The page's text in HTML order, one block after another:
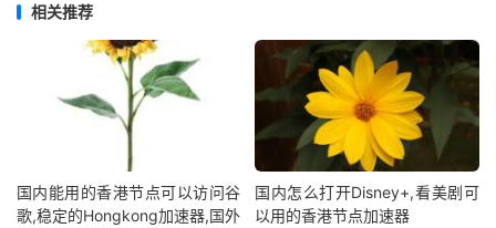
相关推荐
国内能用的香港节点可以访问谷
歌,稳定的Hongkong加速器,国外
国内怎么打开Disney+,看美剧可
以用的香港节点加速器